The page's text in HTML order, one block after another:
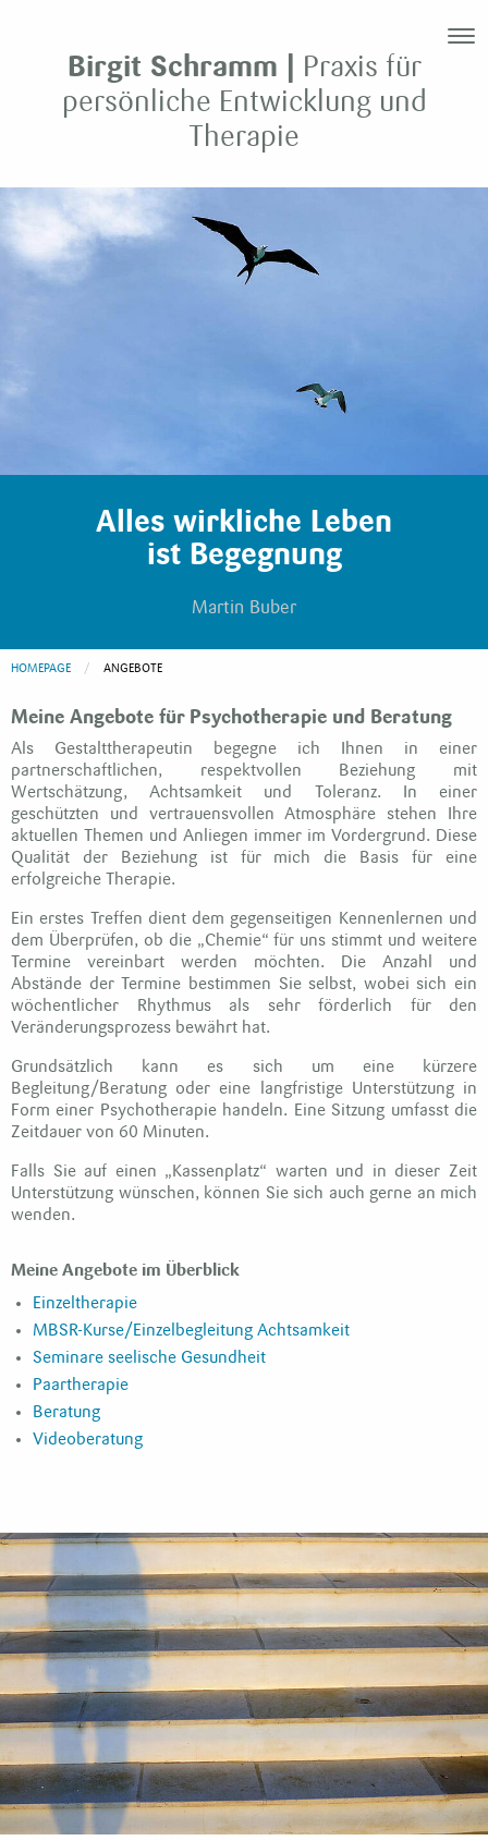
Birgit Schramm |
Praxis für
persönliche Entwicklung und
Therapie
Alles wirkliche Leben
ist Begegnung
Martin Buber
HOMEPAGE CURRENT:
ANGEBOTE
Meine Angebote für Psychotherapie und Beratung
Als Gestalttherapeutin begegne ich Ihnen in einer
partnerschaftlichen, respektvollen Beziehung mit
Wertschätzung, Achtsamkeit und Toleranz. In einer
geschützten und vertrauensvollen Atmosphäre stehen Ihre
aktuellen Themen und Anliegen immer im Vordergrund. Diese
Qualität der Beziehung ist für mich die Basis für eine
erfolgreiche Therapie.
Ein erstes Treffen dient dem gegenseitigen Kennenlernen und
dem Überprüfen, ob die „Chemie“ für uns stimmt und weitere
Termine vereinbart werden möchten. Die Anzahl und
Abstände der Termine bestimmen Sie selbst, wobei sich ein
wöchentlicher Rhythmus als sehr förderlich für den
Veränderungsprozess bewährt hat.
Grundsätzlich kann es sich um eine kürzere
Begleitung/Beratung oder eine langfristige Unterstützung in
Form einer Psychotherapie handeln. Eine Sitzung umfasst die
Zeitdauer von 60 Minuten.
Falls Sie auf einen „Kassenplatz“ warten und in dieser Zeit
Unterstützung wünschen, können Sie sich auch gerne an mich
wenden.
Meine Angebote im Überblick
Einzeltherapie
MBSR-Kurse/Einzelbegleitung Achtsamkeit
Seminare seelische Gesundheit
Paartherapie
Beratung
Videoberatung